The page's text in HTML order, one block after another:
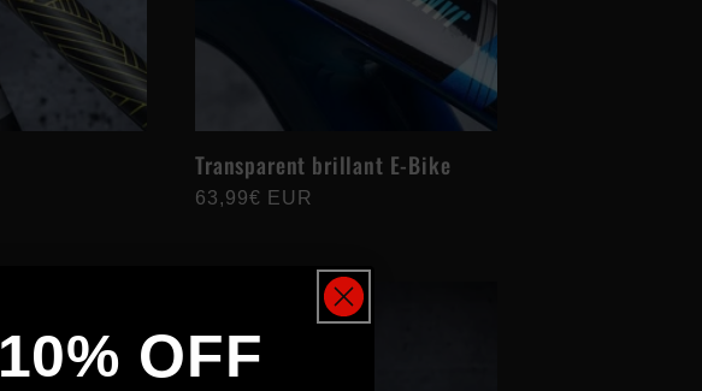
Transparent brillant E-Bike
Prix
63,99€ EUR
10% OFF